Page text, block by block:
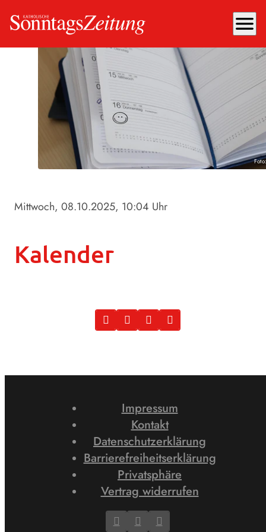
menu
Mittwoch, 08.10.2025, 10:04 Uhr
Kalender
Impressum
Kontakt
Datenschutzerklärung
Barrierefreiheitserklärung
Privatsphäre
Vertrag widerrufen